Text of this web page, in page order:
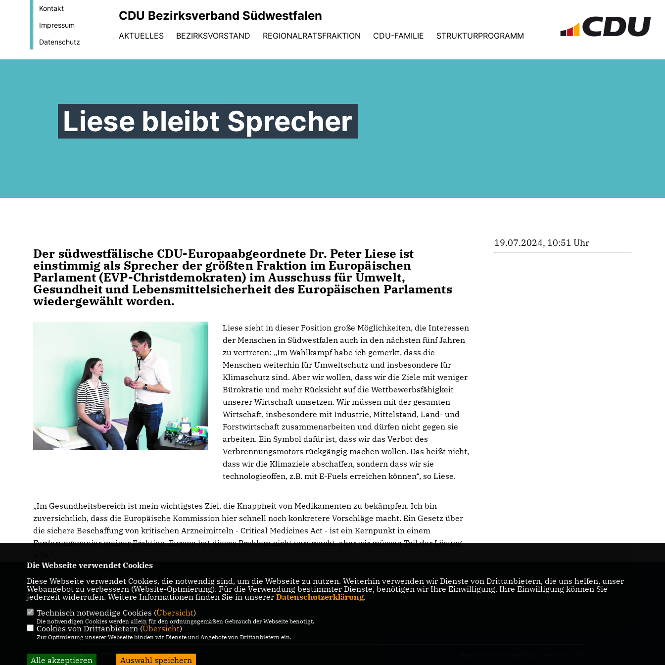
Kontakt
Impressum
Datenschutz
CDU Bezirksverband Südwestfalen
AKTUELLES BEZIRKSVORSTAND REGIONALRATSFRAKTION CDU-FAMILIE STRUKTURPROGRAMM
Liese bleibt Sprecher
Der südwestfälische CDU-Europaabgeordnete Dr. Peter Liese ist
einstimmig als Sprecher der größten Fraktion im Europäischen
Parlament (EVP-Christdemokraten) im Ausschuss für Umwelt,
Gesundheit und Lebensmittelsicherheit des Europäischen Parlaments
wiedergewählt worden.
Liese sieht in dieser Position große Möglichkeiten, die Interessen
der Menschen in Südwestfalen auch in den nächsten fünf Jahren
zu vertreten: „Im Wahlkampf habe ich gemerkt, dass die
Menschen weiterhin für Umweltschutz und insbesondere für
Klimaschutz sind. Aber wir wollen, dass wir die Ziele mit weniger
Bürokratie und mehr Rücksicht auf die Wettbewerbsfähigkeit
unserer Wirtschaft umsetzen. Wir müssen mit der gesamten
Wirtschaft, insbesondere mit Industrie, Mittelstand, Land- und
Forstwirtschaft zusammenarbeiten und dürfen nicht gegen sie
arbeiten. Ein Symbol dafür ist, dass wir das Verbot des
Verbrennungsmotors rückgängig machen wollen. Das heißt nicht,
dass wir die Klimaziele abschaffen, sondern dass wir sie
technologieoffen, z.B. mit E-Fuels erreichen können“, so Liese.
Im Gesundheitsbereich ist mein wichtigstes Ziel, die Knappheit von Medikamenten zu bekämpfen. Ich bin
zuversichtlich, dass die Europäische Kommission hier schnell noch konkretere Vorschläge macht. Ein Gesetz über
die sichere Beschaffung von kritischen Arzneimitteln - Critical Medicines Act - ist ein Kernpunkt in einem
Forderungspapier meiner Fraktion. Europa hat dieses Problem nicht verursacht, aber wir müssen Teil der Lösung
19.07.2024, 10:51 Uhr
Homepage des CDU Bezirksverbandes
Südwestfalen
IMPRESSUM
DATENSCHUTZ
KONTAKT
© 2026 CDU Bezirksverband Südwestfalen
Die Webseite verwendet Cookies
Diese Webseite verwendet Cookies, die notwendig sind, um die Webseite zu nutzen. Weiterhin verwenden wir Dienste von Drittanbietern, die uns helfen, unser
Webangebot zu verbessern (Website-Optmierung). Für die Verwendung bestimmter Dienste, benötigen wir Ihre Einwilligung. Ihre Einwilligung können Sie
jederzeit widerrufen. Weitere Informationen finden Sie in unserer Datenschutzerklärung.
Technisch notwendige Cookies (Übersicht)
Die notwendigen Cookies werden allein für den ordnungsgemäßen Gebrauch der Webseite benötigt.
Cookies von Drittanbietern (Übersicht)
Zur Optimierung unserer Webseite binden wir Dienste und Angebote von Drittanbietern ein.
Alle akzeptieren Auswahl speichern